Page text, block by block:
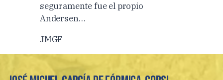
seguramente fue el propio
Andersen…
JMGF